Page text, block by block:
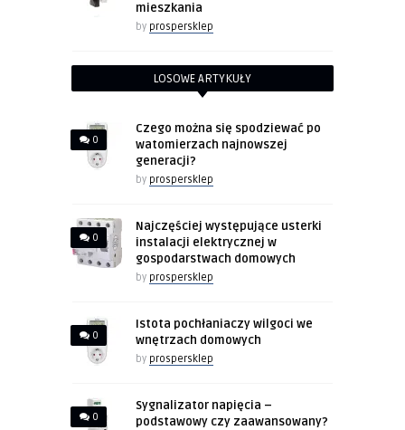
mieszkania
by prospersklep
LOSOWE ARTYKUŁY
0
Czego można się spodziewać po
watomierzach najnowszej
generacji?
by prospersklep
0
Najczęściej występujące usterki
instalacji elektrycznej w
gospodarstwach domowych
by prospersklep
0
Istota pochłaniaczy wilgoci we
wnętrzach domowych
by prospersklep
0
Sygnalizator napięcia –
podstawowy czy zaawansowany?